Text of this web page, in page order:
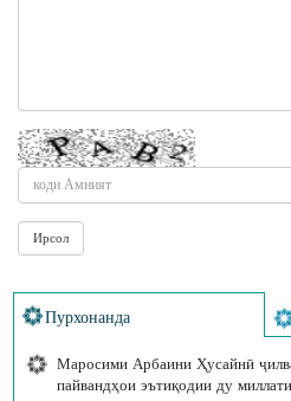
Пурхонанда
Маросими Арбаини Ҳусайнӣ
пайвандҳои эътиқодии ду